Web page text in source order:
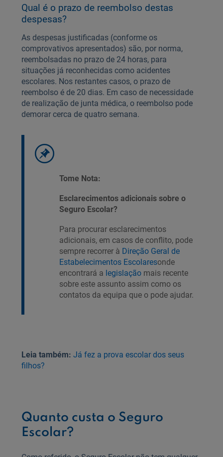
Qual é o prazo de reembolso destas
despesas?
As despesas justificadas (conforme os
comprovativos apresentados) são, por norma,
reembolsadas no prazo de 24 horas, para
situações já reconhecidas como acidentes
escolares. Nos restantes casos, o prazo de
reembolso é de 20 dias. Em caso de necessidade
de realização de junta médica, o reembolso pode
demorar cerca de quatro semana.
Tome Nota:
Esclarecimentos adicionais sobre o
Seguro Escolar?
Para procurar esclarecimentos
adicionais, em casos de conflito, pode
sempre recorrer à Direção Geral de
Estabelecimentos Escolaresonde
encontrará a legislação mais recente
sobre este assunto assim como os
contatos da equipa que o pode ajudar.
Leia também: Já fez a prova escolar dos seus
filhos?
Quanto custa o Seguro
Escolar?